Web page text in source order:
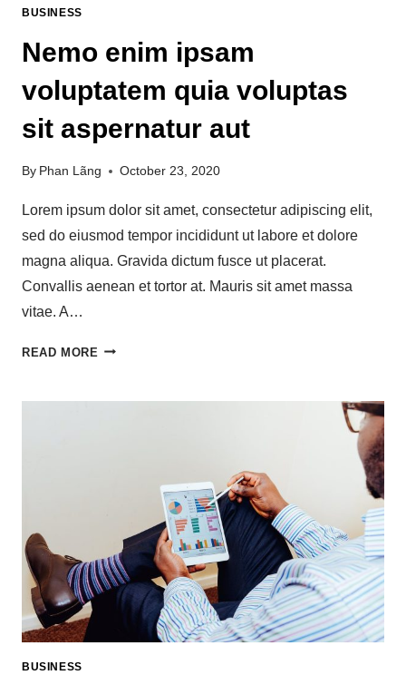
BUSINESS
Nemo enim ipsam
voluptatem quia voluptas
sit aspernatur aut
By Phan Lãng October 23, 2020
Lorem ipsum dolor sit amet, consectetur adipiscing elit,
sed do eiusmod tempor incididunt ut labore et dolore
magna aliqua. Gravida dictum fusce ut placerat.
Convallis aenean et tortor at. Mauris sit amet massa
vitae. A…
READ MORE
BUSINESS